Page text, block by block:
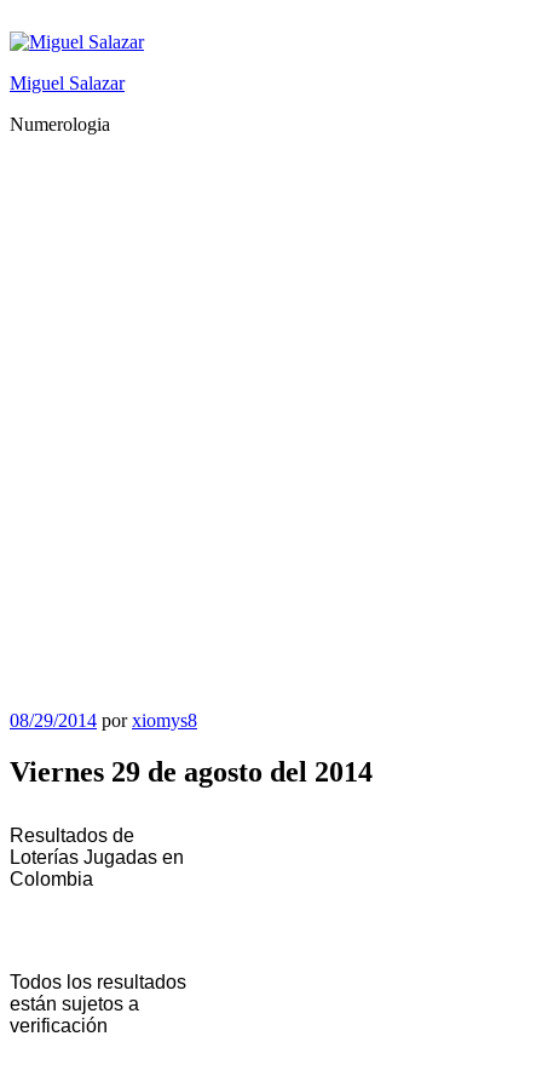
al
Miguel Salazar
Numerologia
Publicado
08/29/2014 porxiomys8
Viernes 29 de agosto del 2014
Resultados de
Loterías Jugadas en
Colombia
Todos los resultados
están sujetos a
verificación